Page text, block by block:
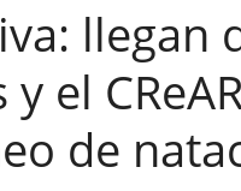
llegan
el
de